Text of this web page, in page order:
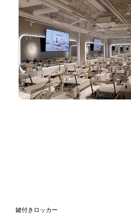
鍵付きロッカー